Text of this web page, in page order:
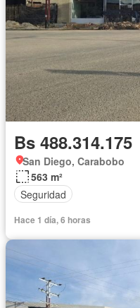
Bs 488.314.175
San Diego, Carabobo
563 m²
Seguridad
Hace 1 día, 6 horas